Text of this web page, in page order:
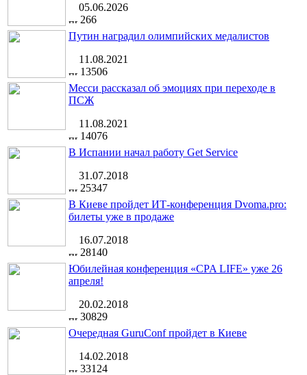
05.06.2026
266
Путин наградил олимпийских медалистов
11.08.2021
13506
Месси рассказал об эмоциях при переходе в
ПСЖ
11.08.2021
14076
В Испании начал работу Get Service
31.07.2018
25347
В Киеве пройдет ИТ-конференция Dvoma.pro:
билеты уже в продаже
16.07.2018
28140
Юбилейная конференция «CPA LIFE» уже 26
апреля!
20.02.2018
30829
Очередная GuruConf пройдет в Киеве
14.02.2018
33124